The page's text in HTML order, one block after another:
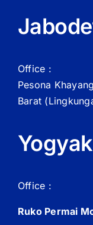
Office :
Pesona
Barat
Office :
Ruko Permai